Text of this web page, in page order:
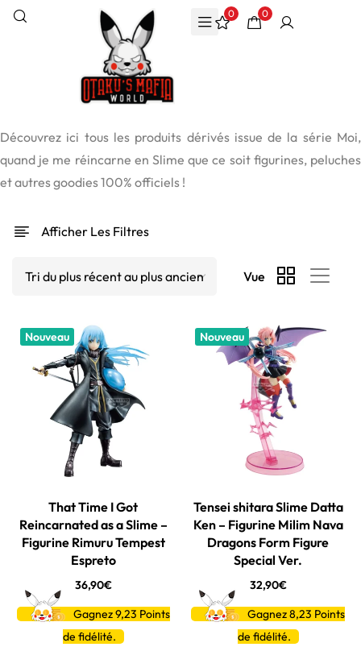
0 0
Découvrez ici tous les produits dérivés issue de la série Moi,
quand je me réincarne en Slime que ce soit figurines, peluches
et autres goodies 100% officiels !
Afficher Les Filtres
Vue
Nouveau
That Time I Got
Reincarnated as a Slime –
Figurine Rimuru Tempest
Espreto
36,90€
Gagnez 9,23 Points
de fidélité.
Nouveau
Tensei shitara Slime Datta
Ken – Figurine Milim Nava
Dragons Form Figure
Special Ver.
32,90€
Gagnez 8,23 Points
de fidélité.